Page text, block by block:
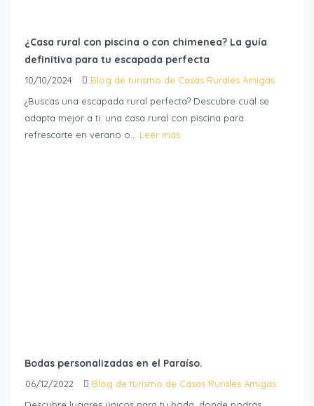
¿Casa rural con piscina o con chimenea? La guía
definitiva para tu escapada perfecta
10/10/2024
Blog de turismo de Casas Rurales Amigas
¿Buscas una escapada rural perfecta? Descubre cuál se
adapta mejor a ti: una casa rural con piscina para
refrescarte en verano o... Leer más
Bodas personalizadas en el Paraíso.
06/12/2022
Blog de turismo de Casas Rurales Amigas